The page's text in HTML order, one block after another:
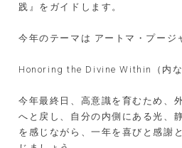
践』をガイドします。
今年のテーマは アートマ・プージ
Honoring the Divine Within（内な
今年最終日、高意識を育むため、
へと戻し、自分の内側にある光、
を感じながら、一年を喜びと感謝